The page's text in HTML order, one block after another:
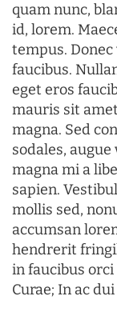
quam nunc,
id, lorem.
tempus.
faucibus.
eget eros
mauris sit
magna. Sed
sodales,
magna mi a
sapien.
mollis sed,
accumsan
hendrerit
in faucibus
Curae; In ac